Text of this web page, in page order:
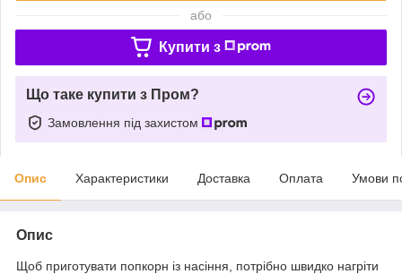
або
Купити з
Що таке купити з Пром?
Замовлення під захистом
Опис Характеристики Доставка Оплата Умови
Опис
Щоб приготувати попкорн із насіння, потрібно швидко нагріти